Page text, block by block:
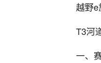
越野e
T3河
一、